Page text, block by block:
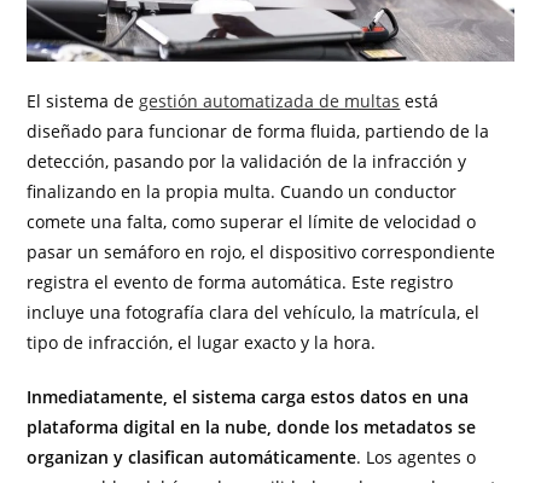
El sistema degestión automatizada de multas está
diseñado para funcionar de forma fluida, partiendo de la
detección, pasando por la validación de la infracción y
finalizando en la propia multa. Cuando un conductor
comete una falta, como superar el límite de velocidad o
pasar un semáforo en rojo, el dispositivo correspondiente
registra el evento de forma automática. Este registro
incluye una fotografía clara del vehículo, la matrícula, el
tipo de infracción, el lugar exacto y la hora.
Inmediatamente, el sistema carga estos datos en una
plataforma digital en la nube, donde los metadatos se
organizan y clasifican automáticamente. Los agentes o